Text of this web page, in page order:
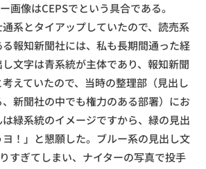
画像はCEPSでという具合である。
系とタイアップしていたので、読売系
報知新聞社には、私も長期間通った経
文字は青系統が主体であり、報知新聞
えていたので、当時の整理部（見出し
新聞社の中でも権力のある部署）にお
緑系統のイメージですから、緑の見出
！」と懇願した。ブルー系の見出し文
すぎてしまい、ナイターの写真で投手